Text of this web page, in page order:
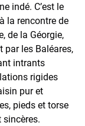
indé. C’est le
la rencontre de
de la Géorgie,
par les Baléares,
intrants
rigides
pur et
pieds et torse
sincères.